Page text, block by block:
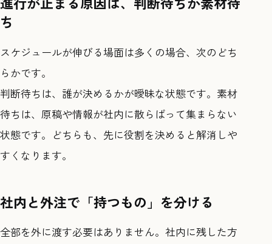
ち
スケジュールが伸びる場面は多くの場合、次のどち
らかです。
判断待ちは、誰が決めるかが曖昧な状態です。素材
待ちは、原稿や情報が社内に散らばって集まらない
状態です。どちらも、先に役割を決めると解消しや
すくなります。
社内と外注で「持つもの」を分ける
全部を外に渡す必要はありません。社内に残した方